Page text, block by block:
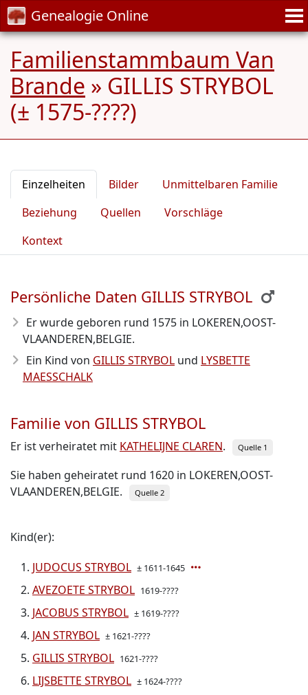
Genealogie Online
Familienstammbaum Van
Brande » GILLIS STRYBOL
(± 1575-????)
Einzelheiten Bilder
Unmittelbaren Familie
Beziehung
Quellen
Vorschläge
Kontext
Persönliche Daten GILLIS STRYBOL
Er wurde geboren rund 1575 in LOKEREN,OOST-
VLAANDEREN,BELGIE.
Ein Kind von GILLIS STRYBOL und LYSBETTE
MAESSCHALK
Familie von GILLIS STRYBOL
Er ist verheiratet mit KATHELIJNE CLAREN. Quelle 1
Sie haben geheiratet rund 1620 in LOKEREN,OOST-
VLAANDEREN,BELGIE.
Quelle 2
Kind(er):
JUDOCUS STRYBOL ± 1611-1645
AVEZOETE STRYBOL 1619-????
JACOBUS STRYBOL ± 1619-????
JAN STRYBOL ± 1621-????
GILLIS STRYBOL 1621-????
LIJSBETTE STRYBOL ± 1624-????